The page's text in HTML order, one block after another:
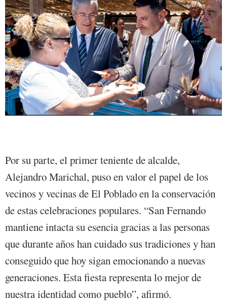
Por su parte, el primer teniente de alcalde,
Alejandro Marichal, puso en valor el papel de los
vecinos y vecinas de El Poblado en la conservación
de estas celebraciones populares. “San Fernando
mantiene intacta su esencia gracias a las personas
que durante años han cuidado sus tradiciones y han
conseguido que hoy sigan emocionando a nuevas
generaciones. Esta fiesta representa lo mejor de
nuestra identidad como pueblo”, afirmó.